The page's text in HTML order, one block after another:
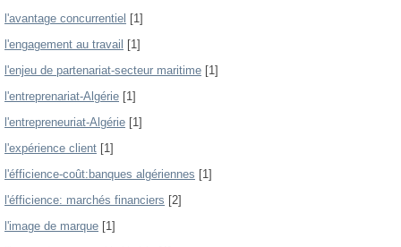
l'avantage concurrentiel [1]
l'engagement au travail
[1]
l'enjeu de partenariat-secteur maritime [1]
l'entreprenariat-Algérie [1]
l'entrepreneuriat-Algérie [1]
l'expérience client [1]
l'éfficience-coût:banques algériennes [1]
l'éfficience: marchés financiers [2]
l'image de marque [1]